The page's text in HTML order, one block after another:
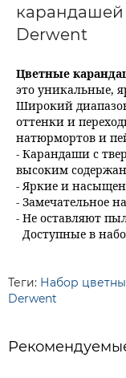
карандашей
Derwent
Цветные
это уникальные,
Широкий
оттенки и
натюрмортов и
- Карандаши с
высоким
- Яркие и
- Замечательное
- Не оставляют
Доступные в
Теги: Набор
Derwent